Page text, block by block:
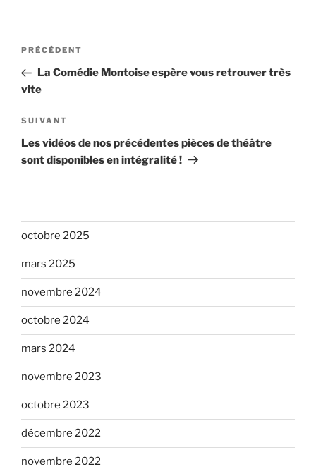
Navigation
l’article
Article
précédent
PRÉCÉDENT
La Comédie Montoise espère vous retrouver très
vite
Article
suivant
SUIVANT
Les vidéos de nos précédentes pièces de théâtre
sont disponibles en intégralité !
octobre 2025
mars 2025
novembre 2024
octobre 2024
mars 2024
novembre 2023
octobre 2023
décembre 2022
novembre 2022